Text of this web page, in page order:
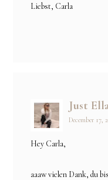
Liebst, Carla
Just
December 17,
Hey Carla,
aaaw vielen Dank, du